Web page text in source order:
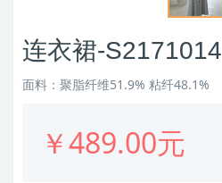
连衣裙-S2171014
面料：聚脂纤维51.9% 粘纤48.1%
￥489.00元